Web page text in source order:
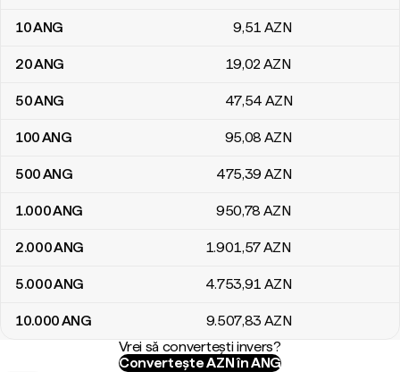
10ANG 9,51 AZN
20ANG 19,02AZN
50ANG 47,54 AZN
100ANG 95,08 AZN
500ANG 475,39 AZN
1.000ANG 950,78 AZN
2.000ANG 1.901,57AZN
5.000ANG 4.753,91 AZN
10.000ANG 9.507,83 AZN
Vrei să convertești invers?
Convertește AZN în ANG